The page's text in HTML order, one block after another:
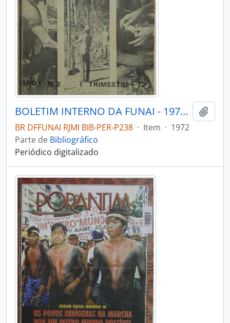
BOLETIM INTERNO DA FUNAI - 1972 - Nº02
BR DFFUNAI RJMI BIB-PER-P238 · Item · 1972
Parte de Bibliográfico
Periódico digitalizado